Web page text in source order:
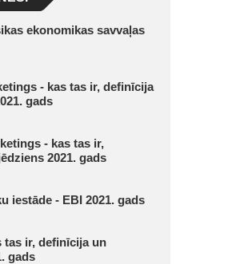
ekonomikas savvaļas
- kas tas ir, definīcija
gads
- kas tas ir,
2021. gads
iestāde - EBI 2021. gads
tas ir, definīcija un
gads